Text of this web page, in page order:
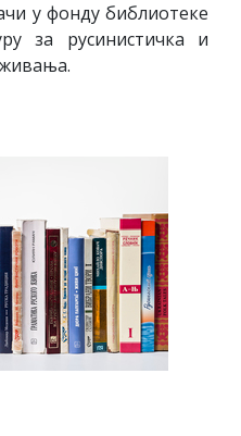
у фонду библиотеке
за русинистичка и